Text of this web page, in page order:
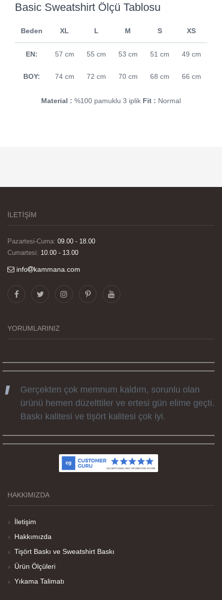
Basic Sweatshirt Ölçü Tablosu
Beden XL L M S XS
EN: 57 cm 55 cm 53 cm 51 cm 49 cm
BOY: 74 cm 72 cm 70 cm 68 cm 66 cm
Material : %100 pamuklu 3 iplik Fit : Normal
İLETİŞİM
Pazartesi-Cuma: 09.00 - 18.00
Cumartesi: 10.00 - 13.00
info kammana.com
YORUMLARINIZ
Görselleri ve baskı kalitesi harika. Övünç Bey'in
tüm süreçteki desteği ile siparislerim kısa
günü hediyesi oldu. Kammana ailesine tüm
emekleri icin sonsuz teşekkürler.
Gerçekten çok memnum kaldım, sorunlu olan
ürünü hemen düzelttiler ve ertesi gün elime geçti.
Baskı kalitesi ve tişört kalitesi çok iyi.
Kumaş kalitesi ve basım harika.
Teşekkürler
Her sey iyi ama baskı göründüğü gibi değil daha
soluk
HAKKIMIZDA
İletişim
Hakkımızda
Tişört Baskı ve Sweatshirt Baskı
Ürün Ölçüleri
Yıkama Talimatı